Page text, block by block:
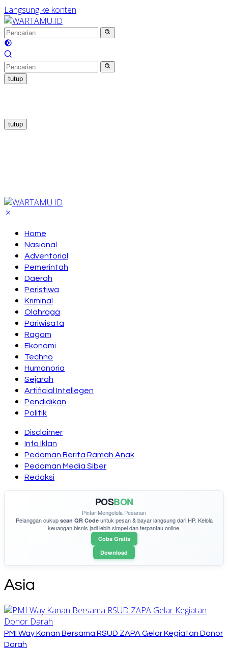
Langsung ke konten
tutup
tutup
Home
Nasional
Adventorial
Pemerintah
Daerah
Peristiwa
Kriminal
Olahraga
Pariwisata
Ragam
Ekonomi
Techno
Humanoria
Sejarah
Artificial Intellegen
Pendidikan
Politik
Disclaimer
Info Iklan
Pedoman Berita Ramah Anak
Pedoman Media Siber
Redaksi
POSBON
Pintar Mengelola Pesanan
Pelanggan cukup scan QR Codeuntuk pesan & bayar langsung dari HP. Kelola
keuangan bisnis jadi lebih simpel dan terpantau online.
Coba Gratis
Download
Asia
PMI Way Kanan Bersama RSUD ZAPA Gelar Kegiatan Donor
Darah